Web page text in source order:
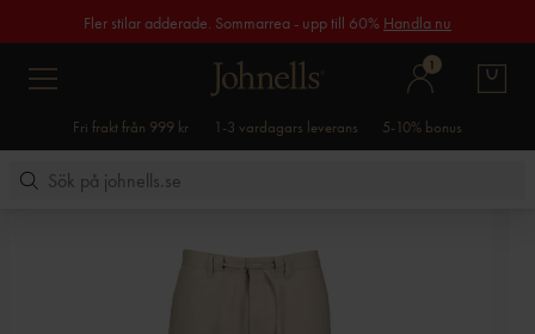
Fler stilar adderade. Sommarrea - upp till 60% Handla nu
1
Fri frakt från 999 kr 1-3 vardagars leverans 5-10% bonus